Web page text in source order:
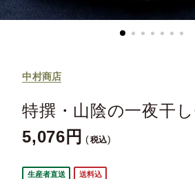
中村商店
特撰・山陰の一夜干
5,076 税込
生産者直送 送料込